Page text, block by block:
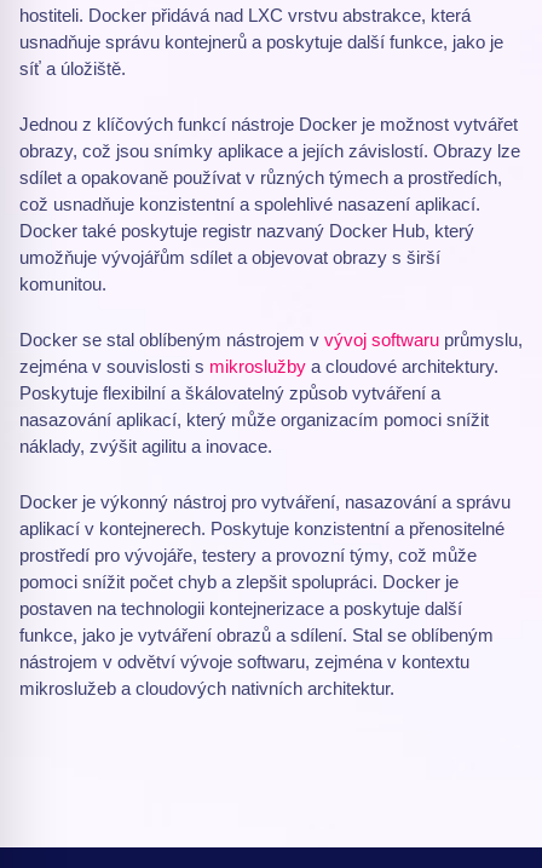
hostiteli. Docker přidává nad LXC vrstvu abstrakce, která
usnadňuje správu kontejnerů a poskytuje další funkce, jako je
síť a úložiště.
Jednou z klíčových funkcí nástroje Docker je možnost vytvářet
obrazy, což jsou snímky aplikace a jejích závislostí. Obrazy lze
sdílet a opakovaně používat v různých týmech a prostředích,
což usnadňuje konzistentní a spolehlivé nasazení aplikací.
Docker také poskytuje registr nazvaný Docker Hub, který
umožňuje vývojářům sdílet a objevovat obrazy s širší
komunitou.
Docker se stal oblíbeným nástrojem v vývoj softwaru průmyslu,
zejména v souvislosti s mikroslužby a cloudové architektury.
Poskytuje flexibilní a škálovatelný způsob vytváření a
nasazování aplikací, který může organizacím pomoci snížit
náklady, zvýšit agilitu a inovace.
Docker je výkonný nástroj pro vytváření, nasazování a správu
aplikací v kontejnerech. Poskytuje konzistentní a přenositelné
prostředí pro vývojáře, testery a provozní týmy, což může
pomoci snížit počet chyb a zlepšit spolupráci. Docker je
postaven na technologii kontejnerizace a poskytuje další
funkce, jako je vytváření obrazů a sdílení. Stal se oblíbeným
nástrojem v odvětví vývoje softwaru, zejména v kontextu
mikroslužeb a cloudových nativních architektur.